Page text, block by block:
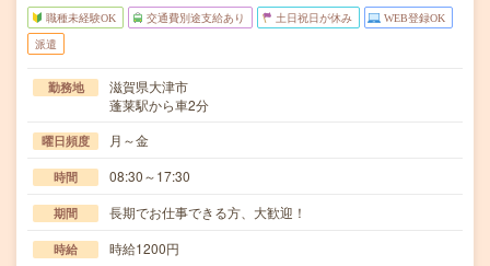
職種未経験OK 交通費別途支給あり 土日祝日が休み WEB登録OK
派遣
勤務地
滋賀県大津市
蓬莱駅から車2分
曜日頻度 月～金
時間 08:30～17:30
期間 長期でお仕事できる方、大歓迎！
時給 時給1200円